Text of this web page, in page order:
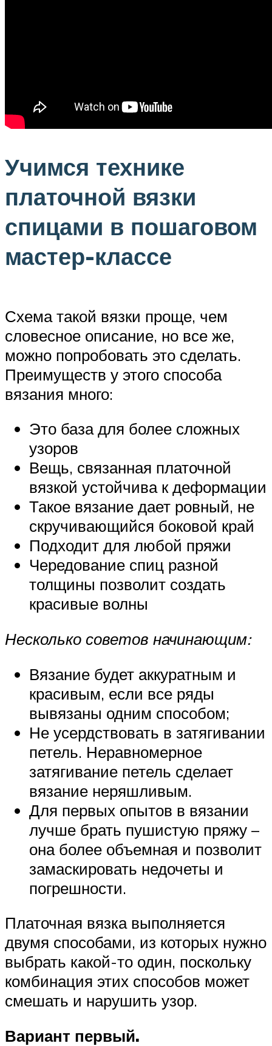
Учимся технике
платочной вязки
спицами в пошаговом
мастер-классе
Схема такой вязки проще, чем
словесное описание, но все же,
можно попробовать это сделать.
Преимуществ у этого способа
вязания много:
Это база для более сложных
узоров
Вещь, связанная платочной
вязкой устойчива к деформации
Такое вязание дает ровный, не
скручивающийся боковой край
Подходит для любой пряжи
Чередование спиц разной
толщины позволит создать
красивые волны
Несколько советов начинающим:
Вязание будет аккуратным и
красивым, если все ряды
вывязаны одним способом;
Не усердствовать в затягивании
петель. Неравномерное
затягивание петель сделает
вязание неряшливым.
Для первых опытов в вязании
лучше брать пушистую пряжу –
она более объемная и позволит
замаскировать недочеты и
погрешности.
Платочная вязка выполняется
двумя способами, из которых нужно
выбрать какой-то один, поскольку
комбинация этих способов может
смешать и нарушить узор.
Вариант первый.